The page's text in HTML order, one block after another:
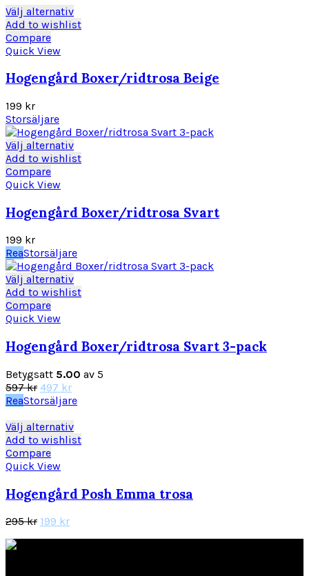
väljas
på
produktsidan
var:
597 kr.
är:
497 kr.
Välj alternativDen
här
varianter.
kan
väljas
på
produktsidan
Add to wishlist
Compare
Quick View
Hogengård Boxer/ridtrosa Beige
199 kr
Storsäljare
Välj alternativDen
här
varianter.
De
alternativen
kan
väljas
på
produktsidan
Add to wishlist
Compare
Quick View
Hogengård Boxer/ridtrosa Svart
199 kr
ReaStorsäljare
Välj alternativDen
här
varianter.
olika
kan
väljas
på
produktsidan
Add to wishlist
Compare
Quick View
Hogengård Boxer/ridtrosa Svart 3-pack
Betygsatt 5.00 av 5
597kr Det
ursprungliga
var:
597 kr.
497 krDet
nuvarande
är:
497 kr.
ReaStorsäljare
Välj alternativDen
här
varianter.
De
Add to wishlist
Compare
Quick View
Hogengård Posh Emma trosa
295kr Det
199 krDet